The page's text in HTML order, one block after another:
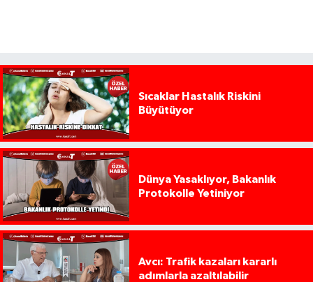
Sıcaklar Hastalık Riskini
Büyütüyor
Dünya Yasaklıyor, Bakanlık
Protokolle Yetiniyor
Avcı: Trafik kazaları kararlı
adımlarla azaltılabilir